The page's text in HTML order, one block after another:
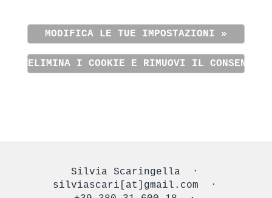
MODIFICA LE TUE IMPOSTAZIONI »
ELIMINA I COOKIE E RIMUOVI IL CONSENSO »
Silvia Scaringella
⋅
silviascari[at]gmail.com
⋅